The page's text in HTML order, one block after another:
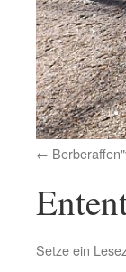
Setze ein